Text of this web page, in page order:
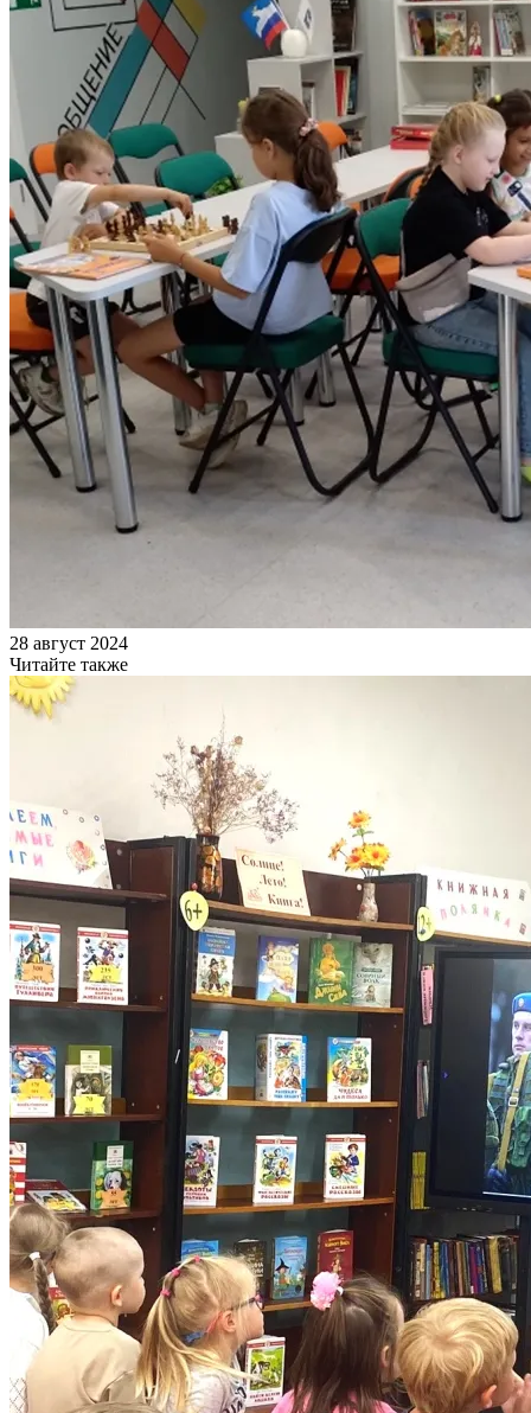
28 август 2024
Читайте также